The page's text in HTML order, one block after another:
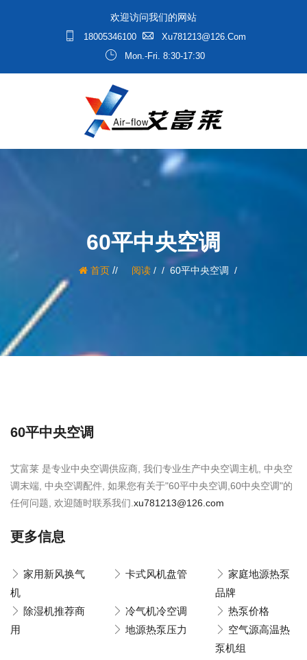
欢迎访问我们的网站
18005346100
Xu781213@126.com
Mon.-Fri. 8:30-17:30
60平中央空调
首页/ 阅读/ 60平中央空调
60平中央空调
艾富莱 是专业中央空调供应商, 我们专业生产中央空调主机, 中央空
调末端, 中央空调配件, 如果您有关于"60平中央空调,60中央空调"的
任何问题, 欢迎随时联系我们. xu781213@126.com
更多信息
家用新风换气
机
卡式风机盘管
家庭地源热泵
品牌
除湿机推荐商
用
冷气机冷空调
热泵价格
地源热泵压力
空气源高温热
泵机组